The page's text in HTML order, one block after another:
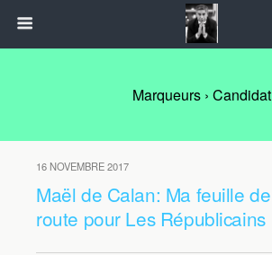
Marqueurs › Candidat
16 NOVEMBRE 2017
Maël de Calan: Ma feuille de
route pour Les Républicains